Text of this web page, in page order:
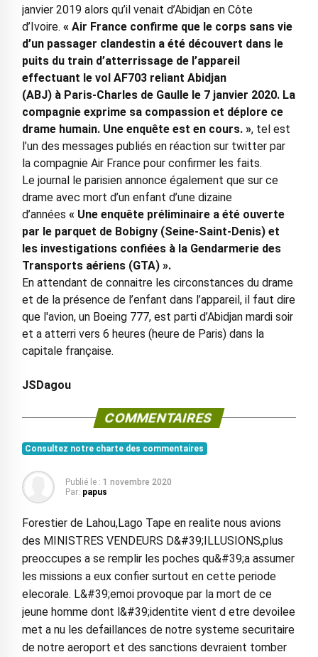
janvier 2019 alors qu’il venait d’Abidjan en Côte
d’Ivoire. « Air France confirme que le corps sans vie
d’un passager clandestin a été découvert dans le
puits du train d’atterrissage de l’appareil
effectuant le vol AF703 reliant Abidjan
(ABJ) à Paris-Charles de Gaulle le 7 janvier 2020. La
compagnie exprime sa compassion et déplore ce
drame humain. Une enquête est en cours.», tel est
l’un des messages publiés en réaction sur twitter par
la compagnie Air France pour confirmer les faits.
Le journal le parisien annonce également que sur ce
drame avec mort d’un enfant d’une dizaine
d’années « Une enquête préliminaire a été ouverte
par le parquet de Bobigny (Seine-Saint-Denis) et
les investigations confiées à la Gendarmerie des
Transports aériens (GTA)».
En attendant de connaitre les circonstances du drame
et de la présence de l’enfant dans l’appareil, il faut dire
que l'avion, un Boeing 777, est parti d’Abidjan mardi soir
et a atterri vers 6 heures (heure de Paris) dans la
capitale française.
JSDagou
COMMENTAIRES
Consultez notre charte des commentaires
Publié le : 1 novembre 2020
Par: papus
Forestier de Lahou,Lago Tape en realite nous avions
des MINISTRES VENDEURS D&#39;ILLUSIONS,plus
preoccupes a se remplir les poches qu&#39;a assumer
les missions a eux confier surtout en cette periode
elecorale. L&#39;emoi provoque par la mort de ce
jeune homme dont l&#39;identite vient d etre devoilee
met a nu les defaillances de notre systeme securitaire
de notre aeroport et des sanctions devraient tomber